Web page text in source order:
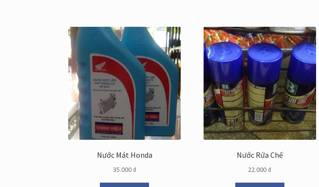
Nước Mát Honda
35.000 ₫
Nước Rửa Chế
22.000 ₫